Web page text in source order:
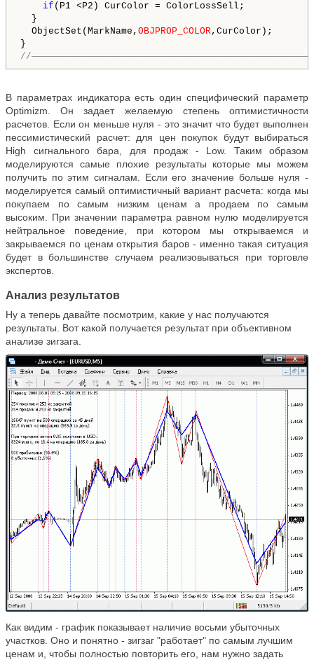
if (P1 <P2) СurColor = ColorLossSell;
}
ObjectSet(MarkName, OBJPROP_COLOR,СurColor);
//
В параметрах индикатора есть один специфический параметр
Optimizm . Он задает желаемую степень оптимистичности
расчетов. Если он меньше нуля - это значит что будет выполнен
пессимистический расчет: для цен покупок будут выбираться
High сигнального бара, для продаж - Low. Таким образом
моделируются самые плохие результаты которые мы можем
получить по этим сигналам. Если его значение больше нуля -
моделируется самый оптимистичный вариант расчета: когда мы
покупаем по самым низким ценам а продаем по самым
высоким. При значении параметра равном нулю моделируется
нейтральное поведение, при котором мы открываемся и
закрываемся по ценам открытия баров - именно такая ситуация
будет в большинстве случаем реализовываться при торговле
экспертов.
Анализ результатов
Ну а теперь давайте посмотрим, какие у нас получаются
результаты. Вот какой получается результат при объективном
анализе зигзага.
Как видим - график показывает наличие восьми убыточных
участков. Оно и понятно - зигзаг "работает" по самым лучшим
ценам и, чтобы полностью повторить его, нам нужно задать